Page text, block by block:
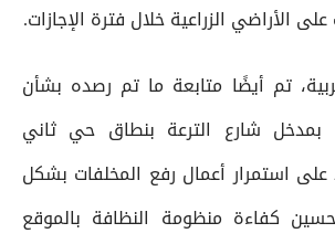
الأراضي الزراعية خلال فترة الإجازات.
تم أيضًا متابعة ما تم رصده بشأن
بمدخل شارع الترعة بنطاق حي ثاني
على استمرار أعمال رفع المخلفات بشكل
كفاءة منظومة النظافة بالموقع